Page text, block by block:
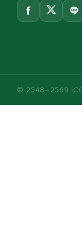
© 2548–2569